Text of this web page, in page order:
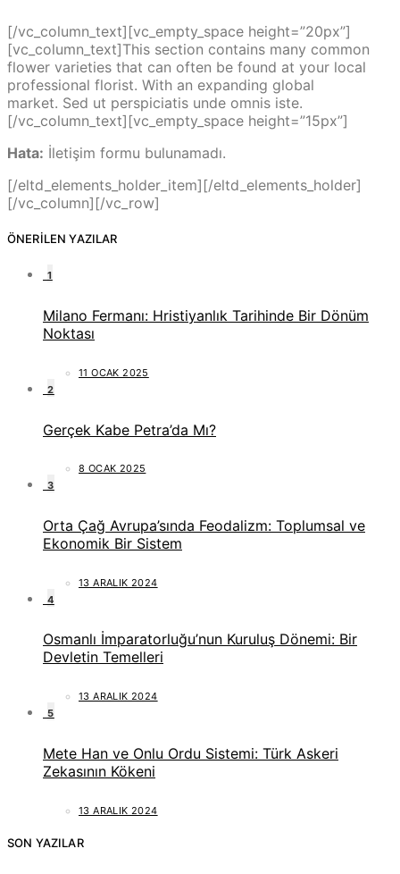
[/vc_column_text][vc_empty_space height=”20px”]
[vc_column_text]This section contains many common
flower varieties that can often be found at your local
professional florist. With an expanding global
market. Sed ut perspiciatis unde omnis iste.
[/vc_column_text][vc_empty_space height=”15px”]
Hata: İletişim formu bulunamadı.
[/eltd_elements_holder_item][/eltd_elements_holder]
[/vc_column][/vc_row]
ÖNERILEN YAZILAR
1
Milano Fermanı: Hristiyanlık Tarihinde Bir Dönüm
Noktası
11 OCAK 2025
2
Gerçek Kabe Petra’da Mı?
8 OCAK 2025
3
Orta Çağ Avrupa’sında Feodalizm: Toplumsal ve
Ekonomik Bir Sistem
13 ARALIK 2024
4
Osmanlı İmparatorluğu’nun Kuruluş Dönemi: Bir
Devletin Temelleri
13 ARALIK 2024
5
Mete Han ve Onlu Ordu Sistemi: Türk Askeri
Zekasının Kökeni
13 ARALIK 2024
SON YAZILAR